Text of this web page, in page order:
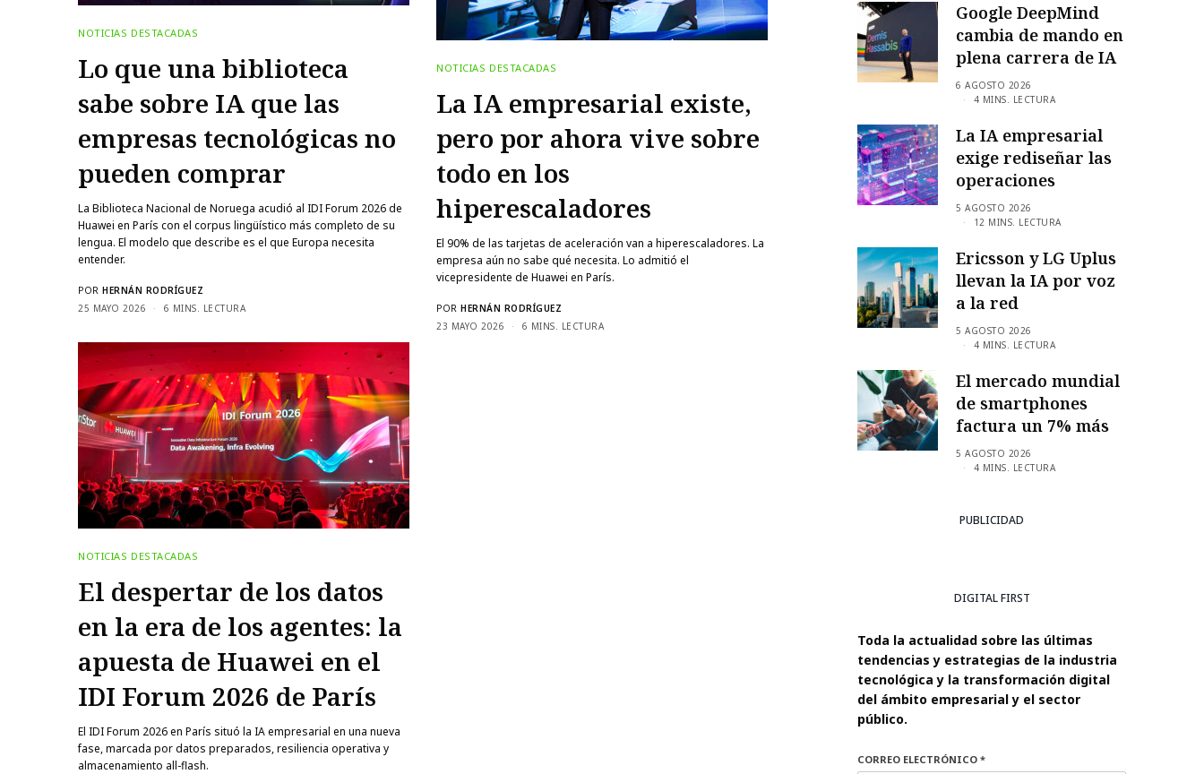
NOTICIAS DESTACADAS
Lo que una biblioteca
sabe sobre IA que las
empresas tecnológicas no
pueden comprar
La Biblioteca Nacional de Noruega acudió al IDI Forum 2026 de
Huawei en París con el corpus lingüístico más completo de su
lengua. El modelo que describe es el que Europa necesita
entender.
POR HERNÁN RODRÍGUEZ
25 MAYO 2026
6 MINS. LECTURA
NOTICIAS DESTACADAS
La IA empresarial existe,
pero por ahora vive sobre
todo en los
hiperescaladores
El 90% de las tarjetas de aceleración van a hiperescaladores. La
empresa aún no sabe qué necesita. Lo admitió el
vicepresidente de Huawei en París.
POR HERNÁN RODRÍGUEZ
23 MAYO 2026
6 MINS. LECTURA
NOTICIAS DESTACADAS
El despertar de los datos
en la era de los agentes: la
apuesta de Huawei en el
IDI Forum 2026 de París
El IDI Forum 2026 en París situó la IA empresarial en una nueva
fase, marcada por datos preparados, resiliencia operativa y
almacenamiento all-flash.
Google DeepMind
cambia de mando en
plena carrera de IA
6 AGOSTO 2026
4 MINS. LECTURA
La IA empresarial
exige rediseñar las
operaciones
5 AGOSTO 2026
12 MINS. LECTURA
Ericsson y LG Uplus
llevan la IA por voz
a la red
5 AGOSTO 2026
4 MINS. LECTURA
El mercado mundial
de smartphones
factura un 7% más
5 AGOSTO 2026
4 MINS. LECTURA
PUBLICIDAD
DIGITAL FIRST
Toda la actualidad sobre las últimas
tendencias y estrategias de la industria
tecnológica y la transformación digital
del ámbito empresarial y el sector
público.
CORREO ELECTRÓNICO *